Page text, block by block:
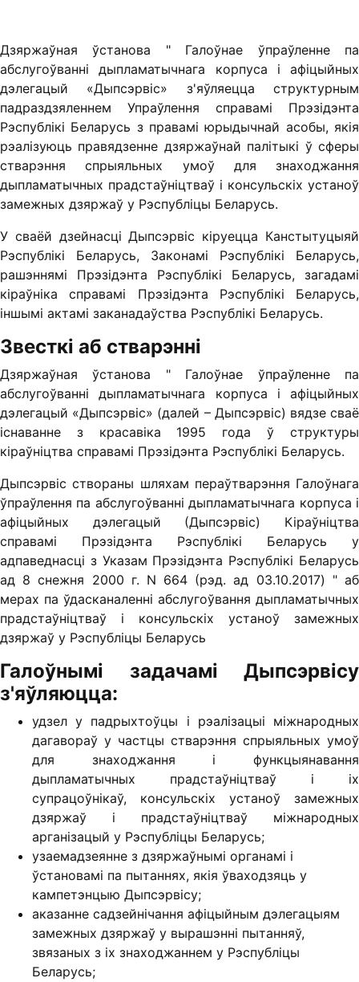
Дзяржаўная ўстанова " Галоўнае ўпраўленне па
абслугоўванні дыпламатычнага корпуса і афіцыйных
дэлегацый «Дыпсэрвіс» з'яўляецца структурным
падраздзяленнем Упраўлення справамі Прэзідэнта
Рэспублікі Беларусь з правамі юрыдычнай асобы, якія
рэалізуюць правядзенне дзяржаўнай палітыкі ў сферы
стварэння спрыяльных умоў для знаходжання
дыпламатычных прадстаўніцтваў і консульскіх устаноў
замежных дзяржаў у Рэспубліцы Беларусь.
У сваёй дзейнасці Дыпсэрвіс кіруецца Канстытуцыяй
Рэспублікі Беларусь, Законамі Рэспублікі Беларусь,
рашэннямі Прэзідэнта Рэспублікі Беларусь, загадамі
кіраўніка справамі Прэзідэнта Рэспублікі Беларусь,
іншымі актамі заканадаўства Рэспублікі Беларусь.
Звесткі аб стварэнні
Дзяржаўная ўстанова " Галоўнае ўпраўленне па
абслугоўванні дыпламатычнага корпуса і афіцыйных
дэлегацый «Дыпсэрвіс» (далей – Дыпсэрвіс) вядзе сваё
існаванне з красавіка 1995 года ў структуры
кіраўніцтва справамі Прэзідэнта Рэспублікі Беларусь.
Дыпсэрвіс створаны шляхам пераўтварэння Галоўнага
ўпраўлення па абслугоўванні дыпламатычнага корпуса і
афіцыйных дэлегацый (Дыпсэрвіс) Кіраўніцтва
справамі Прэзідэнта Рэспублікі Беларусь у
адпаведнасці з Указам Прэзідэнта Рэспублікі Беларусь
ад 8 снежня 2000 г. N 664 (рэд. ад 03.10.2017) " аб
мерах па ўдасканаленні абслугоўвання дыпламатычных
прадстаўніцтваў і консульскіх устаноў замежных
дзяржаў у Рэспубліцы Беларусь
Галоўнымі задачамі Дыпсэрвісу
з'яўляюцца:
удзел у падрыхтоўцы і рэалізацыі міжнародных
дагавораў у частцы стварэння спрыяльных умоў
для знаходжання і функцыянавання
дыпламатычных прадстаўніцтваў і іх
супрацоўнікаў, консульскіх устаноў замежных
дзяржаў і прадстаўніцтваў міжнародных
арганізацый у Рэспубліцы Беларусь;
узаемадзеянне з дзяржаўнымі органамі і
ўстановамі па пытаннях, якія ўваходзяць у
кампетэнцыю Дыпсэрвісу;
аказанне садзейнічання афіцыйным дэлегацыям
замежных дзяржаў у вырашэнні пытанняў,
звязаных з іх знаходжаннем у Рэспубліцы
Беларусь;